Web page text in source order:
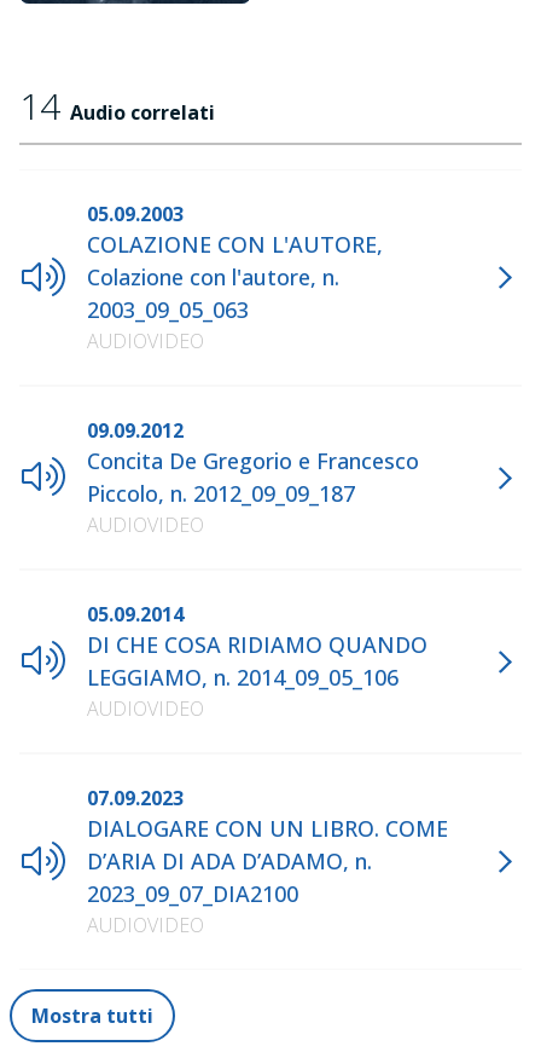
14 Audio correlati
05.09.2003
COLAZIONE CON L'AUTORE,
Colazione con l'autore, n.
2003_09_05_063
AUDIOVIDEO
09.09.2012
Concita De Gregorio e Francesco
Piccolo, n. 2012_09_09_187
AUDIOVIDEO
05.09.2014
DI CHE COSA RIDIAMO QUANDO
LEGGIAMO, n. 2014_09_05_106
AUDIOVIDEO
07.09.2023
DIALOGARE CON UN LIBRO. COME
D’ARIA DI ADA D’ADAMO, n.
2023_09_07_DIA2100
AUDIOVIDEO
Mostra tutti